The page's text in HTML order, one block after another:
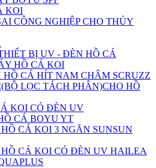
KOI
CÔNG NGHIỆP CHO THỦY
BỊ UV - ĐÈN HỒ CÁ
HỒ CÁ KOI
HỒ CÁ HÍT NAM CHÂM SCRUZZ
LỌC TÁCH PHÂN)CHO HỒ
KOI CÓ ĐÈN UV
CÁ BOYU YT
CÁ KOI 3 NGĂN SUNSUN
CÁ KOI CÓ ĐÈN UV HAILEA